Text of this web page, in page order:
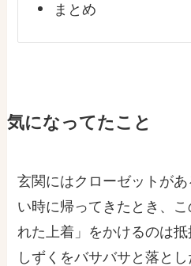
まとめ
気になってたこと
玄関にはクローゼットが
い時に帰ってきたとき、
れた上着」 をかけるのは
しずくをバサバサと落と